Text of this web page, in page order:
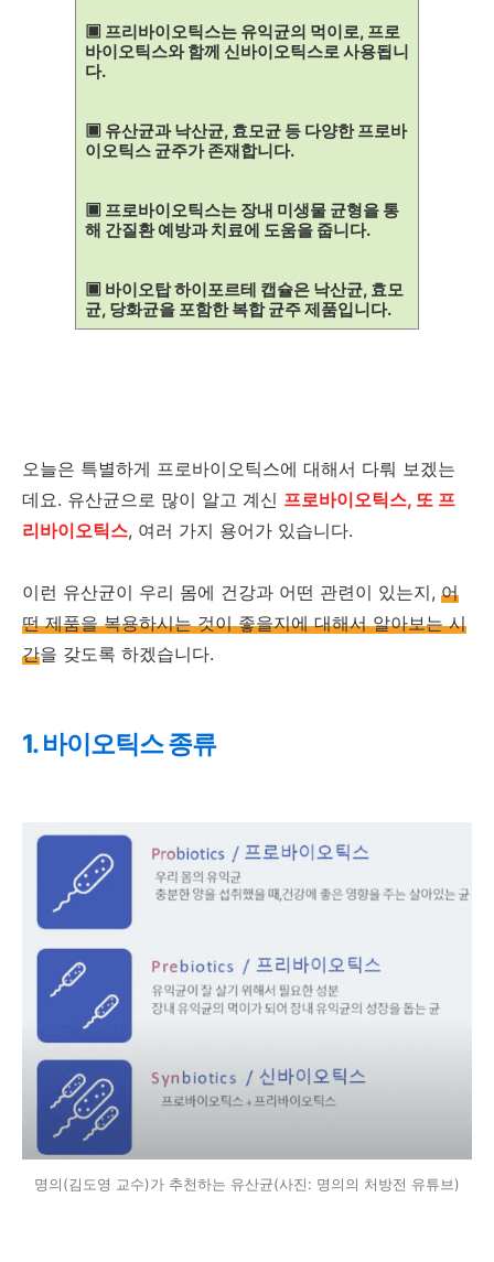
▣ 프리바이오틱스는 유익균의 먹이로, 프로
바이오틱스와 함께 신바이오틱스로 사용됩니
다.
▣ 유산균과 낙산균, 효모균 등 다양한 프로바
이오틱스 균주가 존재합니다.
▣ 프로바이오틱스는 장내 미생물 균형을 통
해 간질환 예방과 치료에 도움을 줍니다.
▣ 바이오탑 하이포르테 캡슐은 낙산균, 효모
균, 당화균을 포함한 복합 균주 제품입니다.
오늘은 특별하게 프로바이오틱스에 대해서 다뤄 보겠는
데요. 유산균으로 많이 알고 계신 프로바이오틱스, 또 프
리바이오틱스, 여러 가지 용어가 있습니다.
이런 유산균이 우리 몸에 건강과 어떤 관련이 있는지, 어
떤 제품을 복용하시는 것이 좋을지에 대해서 알아보는 시
간을 갖도록 하겠습니다.
1. 바이오틱스 종류
명의(김도영 교수)가 추천하는 유산균(사진: 명의의 처방전 유튜브)